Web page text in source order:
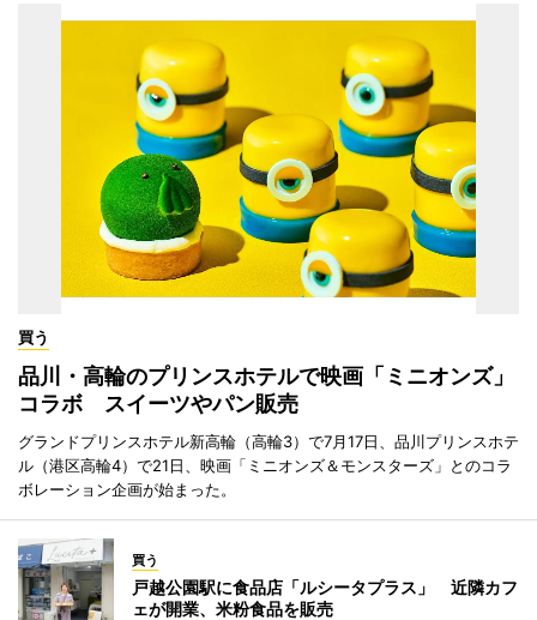
買う
品川・高輪のプリンスホテルで映画「ミニオンズ」
コラボ スイーツやパン販売
グランドプリンスホテル新高輪（高輪3）で7月17日、品川プリンスホテ
ル（港区高輪4）で21日、映画「ミニオンズ＆モンスターズ」とのコラ
ボレーション企画が始まった。
買う
戸越公園駅に食品店「ルシータプラス」 近隣カフ
ェが開業、米粉食品を販売